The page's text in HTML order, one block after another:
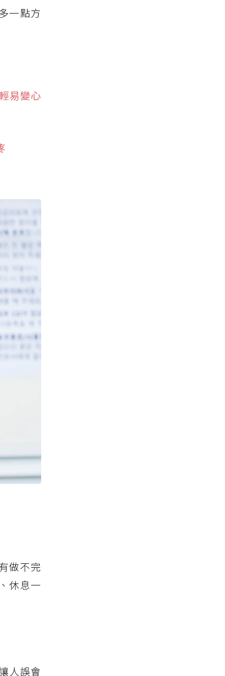
一點方
易變心
做不完
休息一
人誤會